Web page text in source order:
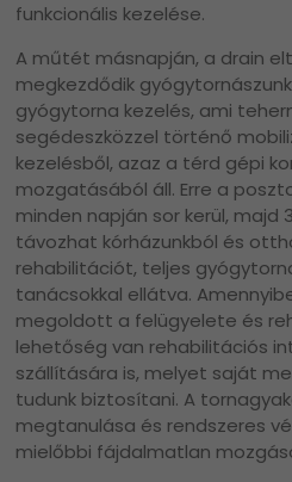
funkcionális kezelése.
A műtét másnapján, a drain
megkezdődik
gyógytorna kezelés, ami
segédeszközzel történő
kezelésből, azaz a térd gépi
mozgatásából áll. Erre a
minden napján sor kerül,
távozhat kórházunkból és
rehabilitációt, teljes
tanácsokkal ellátva.
megoldott a felügyelete és
lehetőség van rehabilitációs
szállítására is, melyet saját
tudunk biztosítani. A
megtanulása és rendszeres
mielőbbi fájdalmatlan